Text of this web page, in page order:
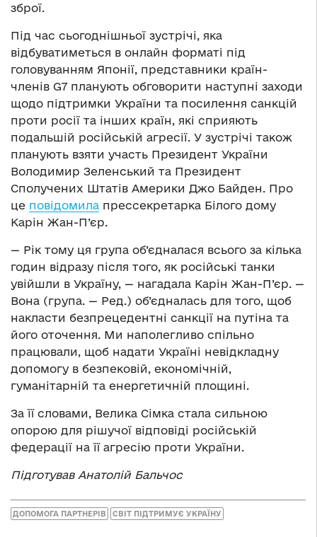
зброї.
Під час сьогоднішньої зустрічі, яка
відбуватиметься в онлайн форматі під
головуванням Японії, представники країн-
членів G7 планують обговорити наступні заходи
щодо підтримки України та посилення санкцій
проти росії та інших країн, які сприяють
подальшій російській агресії. У зустрічі також
планують взяти участь Президент України
Володимир Зеленський та Президент
Сполучених Штатів Америки Джо Байден. Про
це повідомила прессекретарка Білого дому
Карін Жан-П’єр.
— Рік тому ця група об’єдналася всього за кілька
годин відразу після того, як російські танки
увійшли в Україну, — нагадала Карін Жан-П’єр. —
Вона (група. — Ред.) об’єдналась для того, щоб
накласти безпрецедентні санкції на путіна та
його оточення. Ми наполегливо спільно
працювали, щоб надати Україні невідкладну
допомогу в безпековій, економічній,
гуманітарній та енергетичній площині.
За її словами, Велика Сімка стала сильною
опорою для рішучої відповіді російській
федерації на її агресію проти України.
Підготував Анатолій Бальчос
ДОПОМОГА ПАРТНЕРІВ СВІТ ПІДТРИМУЄ УКРАЇНУ